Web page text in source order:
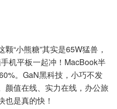
“小熊糖”其实是65W猛兽，
机平板一起冲！MacBook半
。GaN黑科技，小巧不发
颜值在线、实力在线，办公旅
也是真的快！